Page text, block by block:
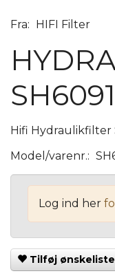
Fra: HIFI Filter
Hifi Hydraulikfilter
Model/varenr.:
Log ind her
Tilføj ønskeliste